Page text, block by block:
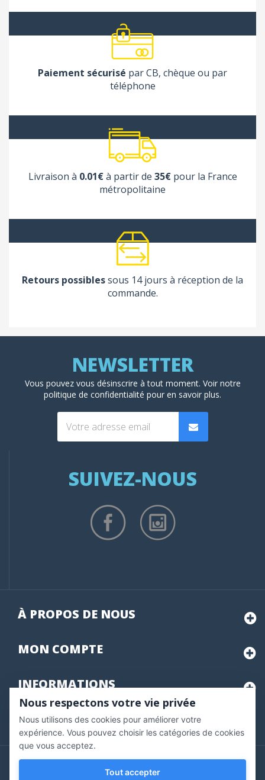
Paiement sécurisé par CB, chèque ou par
téléphone
Livraison à 0.01€à partir de 35€pour la France
métropolitaine
Retours possiblessous 14 jours à réception de la
commande.
Vous pouvez vous désinscrire à tout moment. Voir notre
politique de confidentialité pour en savoir plus.
SUIVEZ-NOUS
À PROPOS DE NOUS
MON COMPTE
INFORMATIONS
Marchand approuvé par la Société des Avis Garantis,
pour vérifier .
Copyright © 2020 Vernazobres Grego - tous droits
réservés.
Nous respectons votre vie privée
Nous utilisons des cookies pour améliorer votre
expérience. Vous pouvez choisir les catégories de cookies
que vous acceptez.
Tout accepter